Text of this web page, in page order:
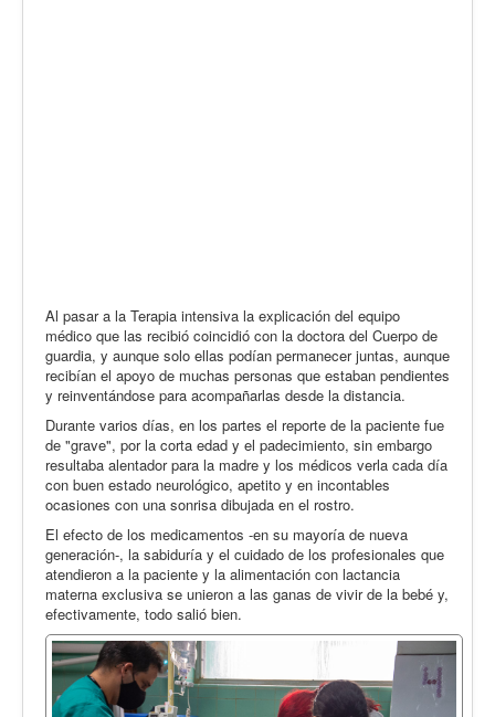
Al pasar a la Terapia intensiva la explicación del equipo
médico que las recibió coincidió con la doctora del Cuerpo de
guardia, y aunque solo ellas podían permanecer juntas, aunque
recibían el apoyo de muchas personas que estaban pendientes
y reinventándose para acompañarlas desde la distancia.
Durante varios días, en los partes el reporte de la paciente fue
de "grave", por la corta edad y el padecimiento, sin embargo
resultaba alentador para la madre y los médicos verla cada día
con buen estado neurológico, apetito y en incontables
ocasiones con una sonrisa dibujada en el rostro.
El efecto de los medicamentos -en su mayoría de nueva
generación-, la sabiduría y el cuidado de los profesionales que
atendieron a la paciente y la alimentación con lactancia
materna exclusiva se unieron a las ganas de vivir de la bebé y,
efectivamente, todo salió bien.